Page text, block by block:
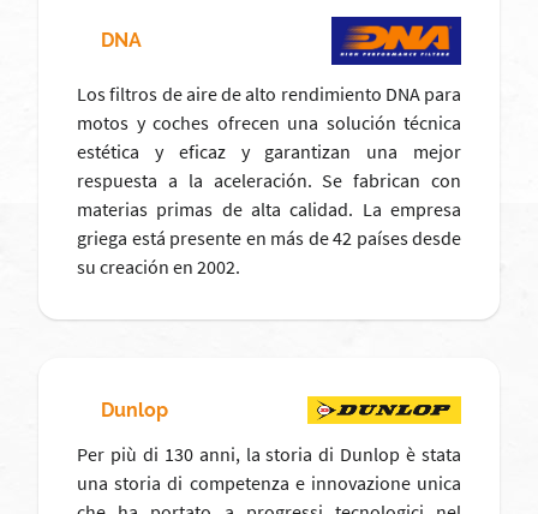
DNA
Los filtros de aire de alto rendimiento DNA para
motos y coches ofrecen una solución técnica
estética y eficaz y garantizan una mejor
respuesta a la aceleración. Se fabrican con
materias primas de alta calidad. La empresa
griega está presente en más de 42 países desde
su creación en 2002.
Dunlop
Per più di 130 anni, la storia di Dunlop è stata
una storia di competenza e innovazione unica